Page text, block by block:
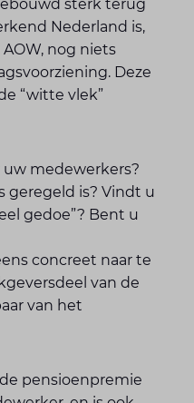
sterk terug
Nederland is,
nog niets
Deze
“witte vlek”
medewerkers?
geregeld is? Vindt u
gedoe”? Bent u
concreet naar te
van de
van het
pensioenpremie